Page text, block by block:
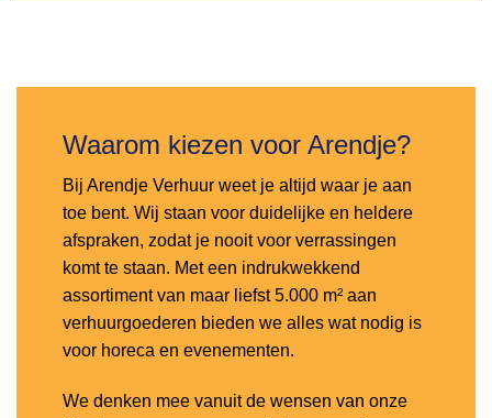
Waarom kiezen voor Arendje?
Bij Arendje Verhuur weet je altijd waar je aan
toe bent. Wij staan voor duidelijke en heldere
afspraken, zodat je nooit voor verrassingen
komt te staan. Met een indrukwekkend
assortiment van maar liefst 5.000 m² aan
verhuurgoederen bieden we alles wat nodig is
voor horeca en evenementen.
We denken mee vanuit de wensen van onze